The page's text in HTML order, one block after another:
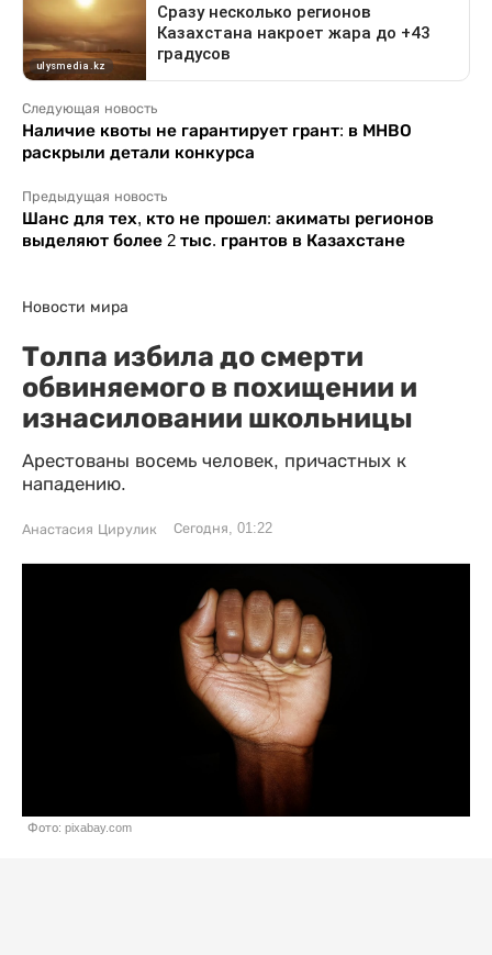
Следующая новость
Наличие квоты не гарантирует грант: в МНВО
раскрыли детали конкурса
Предыдущая новость
Шанс для тех, кто не прошел: акиматы регионов
выделяют более 2 тыс. грантов в Казахстане
Новости мира
Толпа избила до смерти
обвиняемого в похищении и
изнасиловании школьницы
Арестованы восемь человек, причастных к
нападению.
Анастасия Цирулик Сегодня, 01:22
Фото: pixabay.com